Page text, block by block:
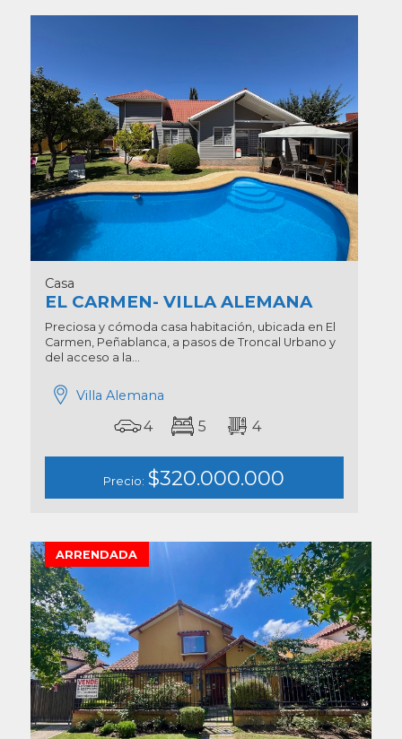
Casa
EL CARMEN- VILLA ALEMANA
Preciosa y cómoda casa habitación, ubicada en El
Carmen, Peñablanca, a pasos de Troncal Urbano y
del acceso a la...
Villa Alemana
4 5 4
Precio: $320.000.000
ARRENDADA